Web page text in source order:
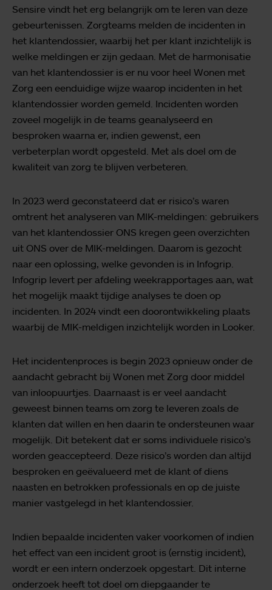
Sensire vindt het erg belangrijk om te leren van deze
gebeurtenissen. Zorgteams melden de incidenten in
het klantendossier, waarbij het per klant inzichtelijk is
welke meldingen er zijn gedaan. Met de harmonisatie
van het klantendossier is er nu voor heel Wonen met
Zorg een eenduidige wijze waarop incidenten in het
klantendossier worden gemeld. Incidenten worden
zoveel mogelijk in de teams geanalyseerd en
besproken waarna er, indien gewenst, een
verbeterplan wordt opgesteld. Met als doel om de
kwaliteit van zorg te blijven verbeteren.
In 2023 werd geconstateerd dat er risico’s waren
omtrent het analyseren van MIK-meldingen: gebruikers
van het klantendossier ONS kregen geen overzichten
uit ONS over de MIK-meldingen. Daarom is gezocht
naar een oplossing, welke gevonden is in Infogrip.
Infogrip levert per afdeling weekrapportages aan, wat
het mogelijk maakt tijdige analyses te doen op
incidenten. In 2024 vindt een doorontwikkeling plaats
waarbij de MIK-meldigen inzichtelijk worden in Looker.
Het incidentenproces is begin 2023 opnieuw onder de
aandacht gebracht bij Wonen met Zorg door middel
van inloopuurtjes. Daarnaast is er veel aandacht
geweest binnen teams om zorg te leveren zoals de
klanten dat willen en hen daarin te ondersteunen waar
mogelijk. Dit betekent dat er soms individuele risico’s
worden geaccepteerd. Deze risico’s worden dan altijd
besproken en geëvalueerd met de klant of diens
naasten en betrokken professionals en op de juiste
manier vastgelegd in het klantendossier.
Indien bepaalde incidenten vaker voorkomen of indien
het effect van een incident groot is (ernstig incident),
wordt er een intern onderzoek opgestart. Dit interne
onderzoek heeft tot doel om diepgaander te